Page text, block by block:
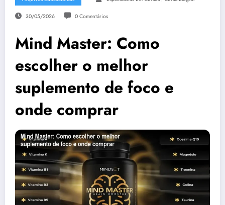
30/05/2026 0 Comentários
Mind Master: Como
escolher o melhor
suplemento de foco e
onde comprar